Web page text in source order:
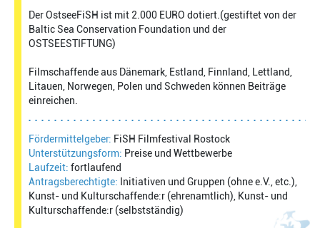
Der OstseeFiSH ist mit 2.000 EURO dotiert.(gestiftet von der
Baltic Sea Conservation Foundation und der
OSTSEESTIFTUNG)
Filmschaffende aus Dänemark, Estland, Finnland, Lettland,
Litauen, Norwegen, Polen und Schweden können Beiträge
einreichen.
Fördermittelgeber: FiSH Filmfestival Rostock
Unterstützungsform: Preise und Wettbewerbe
Laufzeit: fortlaufend
Antragsberechtigte: Initiativen und Gruppen (ohne e.V., etc.),
Kunst- und Kulturschaffende:r (ehrenamtlich), Kunst- und
Kulturschaffende:r (selbstständig)